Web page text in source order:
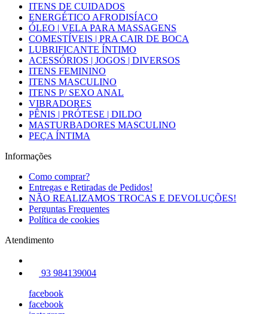
ITENS DE CUIDADOS
ENERGÉTICO AFRODISÍACO
ÓLEO | VELA PARA MASSAGENS
COMESTÍVEIS | PRA CAIR DE BOCA
LUBRIFICANTE ÍNTIMO
ACESSÓRIOS | JOGOS | DIVERSOS
ITENS FEMININO
ITENS MASCULINO
ITENS P/ SEXO ANAL
VIBRADORES
PÊNIS | PRÓTESE | DILDO
MASTURBADORES MASCULINO
PEÇA ÍNTIMA
Informações
Como comprar?
Entregas e Retiradas de Pedidos!
NÃO REALIZAMOS TROCAS E DEVOLUÇÕES!
Perguntas Frequentes
Política de cookies
Atendimento
93 984139004
facebook
facebook